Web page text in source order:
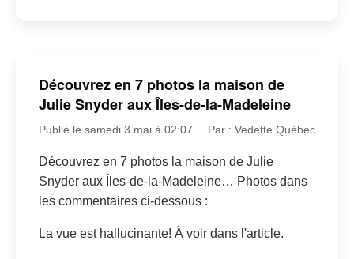
Découvrez en 7 photos la maison de
Julie Snyder aux Îles-de-la-Madeleine
Publié le samedi 3 mai à 02:07 Par : Vedette Québec
Découvrez en 7 photos la maison de Julie
Snyder aux Îles-de-la-Madeleine… Photos dans
les commentaires ci-dessous :
La vue est hallucinante! À voir dans l'article.